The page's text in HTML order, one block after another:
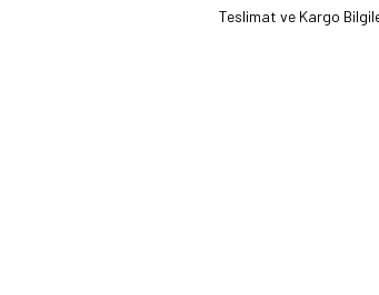
Teslimat ve Kargo